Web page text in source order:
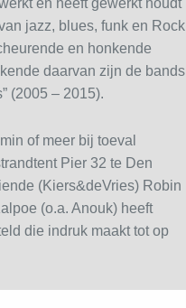
en heeft gewerkt houdt
jazz, blues, funk en Rock
en honkende
daarvan zijn de bands
(2005 – 2015).
of meer bij toeval
Pier 32 te Den
(Kiers&deVries) Robin
(o.a. Anouk) heeft
die indruk maakt tot op